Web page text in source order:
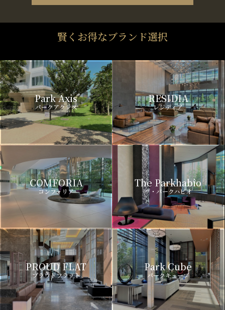
賢くお得なブランド選択
Park Axis
パークアクシス
RESIDIA
レジディア
COMFORIA
コンフォリア
The Parkhabio
ザ・パークハビオ
PROUD FLAT
プラウドフラット
Park Cube
パークキューブ